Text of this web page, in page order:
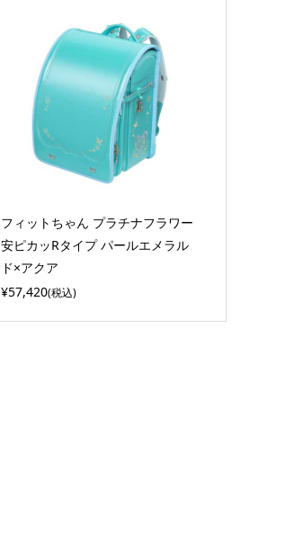
フィットちゃん プラチナフラワー
安ピカッRタイプ パールエメラル
ド×アクア
¥57,420(税込)